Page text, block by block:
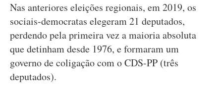
Nas anteriores eleições regionais, em 2019, os
sociais-democratas elegeram 21 deputados,
perdendo pela primeira vez a maioria absoluta
que detinham desde 1976, e formaram um
governo de coligação com o CDS-PP (três
deputados).